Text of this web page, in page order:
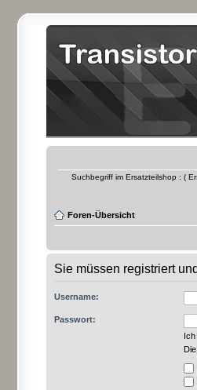
Suchbegriff im Ersatzteilshop : (
Foren-Übersicht
Sie müssen registriert
Username:
Passwort: